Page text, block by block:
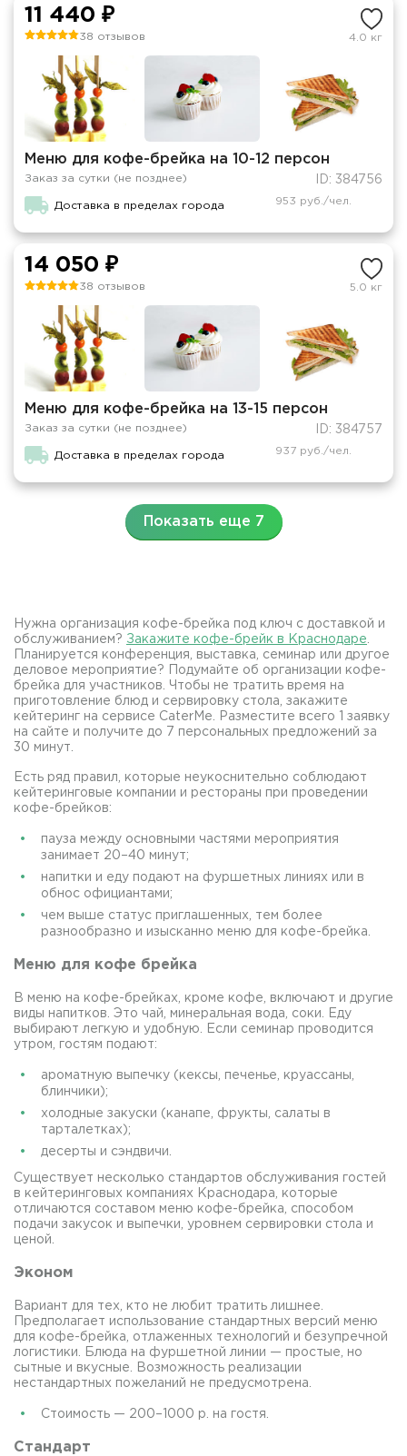
11 440 ₽
38 отзывов 4.0 кг
Меню для кофе-брейка на 10-12 персон
Заказ за сутки (не позднее) ID: 384756
Доставка в пределах города 953 руб./чел.
14 050 ₽
38 отзывов 5.0 кг
Меню для кофе-брейка на 13-15 персон
Заказ за сутки (не позднее) ID: 384757
Доставка в пределах города 937 руб./чел.
Показать еще 7
Нужна организация кофе-брейка под ключ с доставкой и
обслуживанием? Закажите кофе-брейк в Краснодаре
Планируется конференция, выставка, семинар или другое
деловое мероприятие? Подумайте об организации кофе-
брейка для участников. Чтобы не тратить время на
приготовление блюд и сервировку стола, закажите
кейтеринг на сервисе CaterMe. Разместите всего 1 заявку
на сайте и получите до 7 персональных предложений за
30 минут.
Есть ряд правил, которые неукоснительно соблюдают
кейтеринговые компании и рестораны при проведении
кофе-брейков:
пауза между основными частями мероприятия
занимает 20–40 минут;
напитки и еду подают на фуршетных линиях или в
обнос официантами;
чем выше статус приглашенных, тем более
разнообразно и изысканно меню для кофе-брейка.
Меню для кофе брейка
В меню на кофе-брейках, кроме кофе, включают и другие
виды напитков. Это чай, минеральная вода, соки. Еду
выбирают легкую и удобную. Если семинар проводится
утром, гостям подают:
ароматную выпечку (кексы, печенье, круассаны,
блинчики);
холодные закуски (канапе, фрукты, салаты в
тарталетках);
десерты и сэндвичи.
Существует несколько стандартов обслуживания гостей
в кейтеринговых компаниях Краснодара, которые
отличаются составом меню кофе-брейка, способом
подачи закусок и выпечки, уровнем сервировки стола и
ценой.
Эконом
Вариант для тех, кто не любит тратить лишнее.
Предполагает использование стандартных версий меню
для кофе-брейка, отлаженных технологий и безупречной
логистики. Блюда на фуршетной линии — простые, но
сытные и вкусные. Возможность реализации
нестандартных пожеланий не предусмотрена.
Стоимость — 200–1000 р. на гостя.
Стандарт